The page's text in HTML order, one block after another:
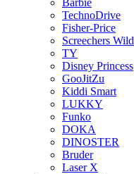
Barbie
TechnoDrive
Fisher-Price
Screechers Wild
TY
Disney Princess
GooJitZu
Kiddi Smart
LUKKY
Funko
DOKA
DINOSTER
Bruder
Laser X